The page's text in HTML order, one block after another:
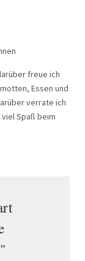
freue ich
Essen und
verrate ich
Spaß beim